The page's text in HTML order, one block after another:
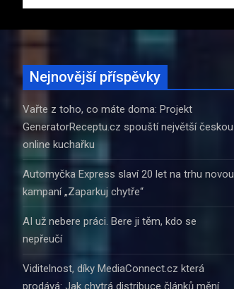
Nejnovější příspěvky
Vařte z toho, co máte doma: Projekt
GeneratorReceptu.cz spouští největší českou
online kuchařku
Automyčka Express slaví 20 let na trhu novou
kampaní „Zaparkuj chytře“
AI už nebere práci. Bere ji těm, kdo se
nepřeučí
Viditelnost, díky MediaConnect.cz která
prodává: Jak chytrá distribuce článků mění